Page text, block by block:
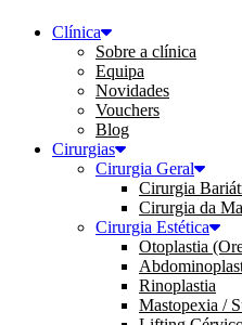
Clínica
Sobre a clínica
Equipa
Novidades
Vouchers
Blog
Cirurgias
Cirurgia Geral
Cirurgia
Cirurgia da
Cirurgia Estética
Otoplastia
Rinoplastia
Mastopexia /